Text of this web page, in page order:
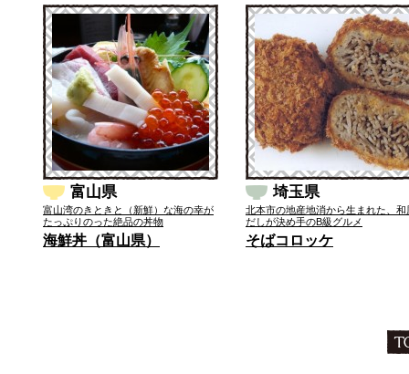
富山県
富山湾のきときと（新鮮）な海の幸が
たっぷりのった絶品の丼物
海鮮丼（富山県）
埼玉県
北本市の地産地消から生まれた、和
だしが決め手のB級グルメ
そばコロッケ